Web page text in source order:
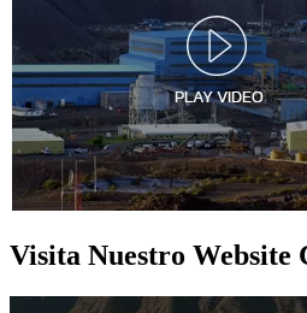
Visita Nuestro Website